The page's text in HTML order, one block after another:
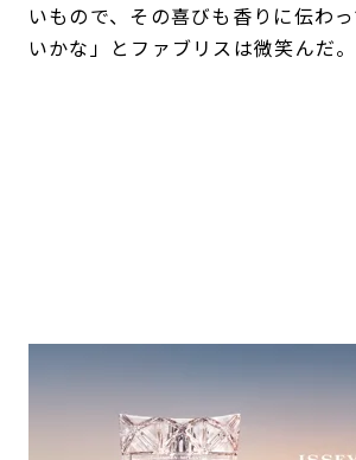
いもので、その喜びも香りに伝わ
いかな」とファブリスは微笑んだ。
発表会は、冬のコペンハーゲ
今年1月、デンマーク・コペンハー